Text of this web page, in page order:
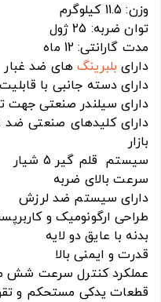
وزن: 11.5 کیلوگرم
توان ضربه: 25 ژول
مدت گارانتی: 12 ماه
دارای بلبرینگهای ضد غبار
دارای دسته جانبی با قابلیت
دارای سیلندر صنعتی جهت
دارای کلیدهای صنعتی ضد
بازار
سیستم قلم گیر 5 شیار
سرعت بالای ضربه
دارای سیستم ضد لرزش
طراحی ارگونومیک و
بدنه با عایق دو لایه
قدرت و ایمنی بالا
عملکرد کنترل سرعت شش
قطعات یدکی مستحکم و